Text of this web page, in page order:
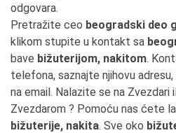
odgovara.
Pretražite ceo beogradski deo
klikom stupite u kontakt sa
bave bižuterijom, nakitom.
telefona, saznajte njihovu
na email. Nalazite se na Zvezdari
Zvezdarom ? Pomoću nas ćete
bižuterije, nakita. Sve oko